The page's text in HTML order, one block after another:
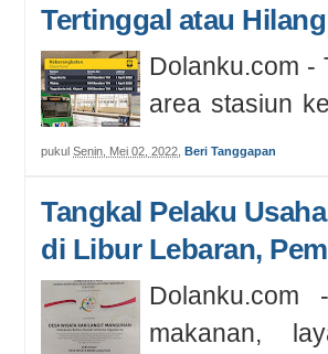
Tertinggal atau Hilang
Dolanku.com -
area stasiun
disterilkan.
pukul Senin, Mei 02, 2022 Beri Tanggapan
Tangkal Pelaku
di Libur Lebaran,
makanan,